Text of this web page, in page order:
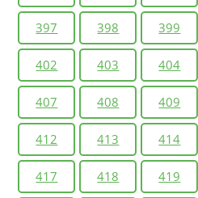
397 398 399
402 403 404
407 408 409
412 413 414
417 418 419